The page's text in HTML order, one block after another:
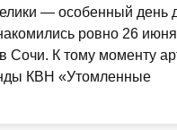
— особенный день
ровно 26
Сочи. К тому моменту
КВН «Утомленные